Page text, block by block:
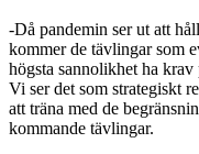
-Då pandemin ser ut att
kommer de tävlingar som
högsta sannolikhet ha
Vi ser det som strategiskt
att träna med de
kommande tävlingar.